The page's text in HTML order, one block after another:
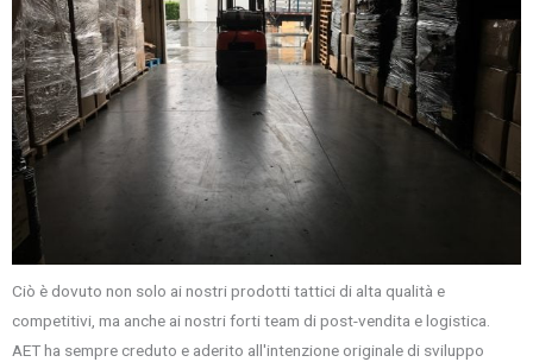
Ciò è dovuto non solo ai nostri prodotti tattici di alta qualità e
competitivi, ma anche ai nostri forti team di post-vendita e logistica.
AET ha sempre creduto e aderito all'intenzione originale di sviluppo